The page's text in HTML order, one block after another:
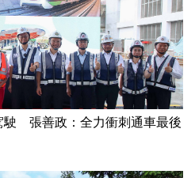
駛 張善政：全力衝刺通車最後